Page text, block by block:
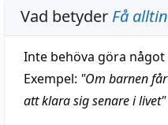
Vad betyder Få
Inte behöva göra något
Exempel: "Om barnen
att klara sig senare i livet"